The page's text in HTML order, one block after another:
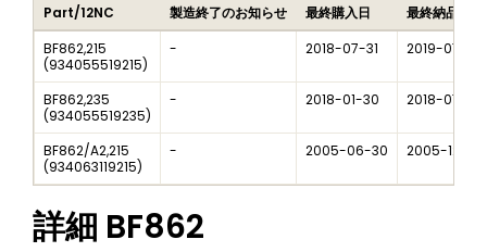
Part/12NC 製造終了のお知らせ 最終購入日
最終納品日
BF862,215
(934055519215)
- 2018-07-31 2019-07-31
BF862,235
(934055519235)
- 2018-01-30 2018-07-30
BF862/A2,215
(934063119215)
- 2005-06-30 2005-12-31
詳細 BF862